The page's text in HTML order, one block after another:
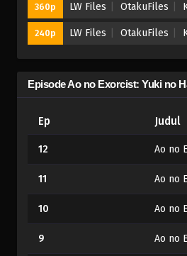
360p LW Files OtakuFiles
240p LW Files OtakuFiles
Episode Ao no Exorcist: Yuki no
Ep Judul
12 Ao no
11 Ao no
10 Ao no
9 Ao no